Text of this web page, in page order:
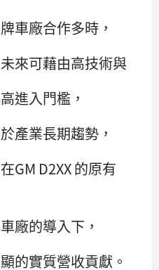
車廠合作多時，
來可藉由高技術與
進入門檻，
產業長期趨勢，
GM D2XX 的原有
廠的導入下，
的實質營收貢獻。